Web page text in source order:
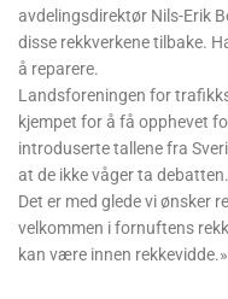
avdelingsdirektør Nils-Erik
disse rekkverkene tilbake.
å reparere.
Landsforeningen for
kjempet for å få opphevet
introduserte tallene fra
at de ikke våger ta debatten.
Det er med glede vi ønsker
velkommen i fornuftens
kan være innen rekkevidde.»